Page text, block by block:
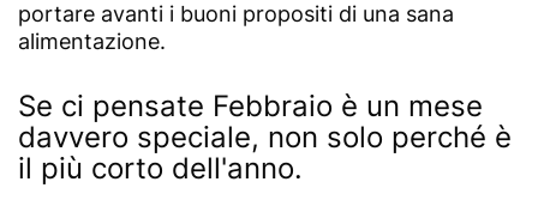
portare avanti i buoni propositi di una sana
alimentazione.
Se ci pensate Febbraio è un mese
davvero speciale, non solo perché è
il più corto dell'anno.